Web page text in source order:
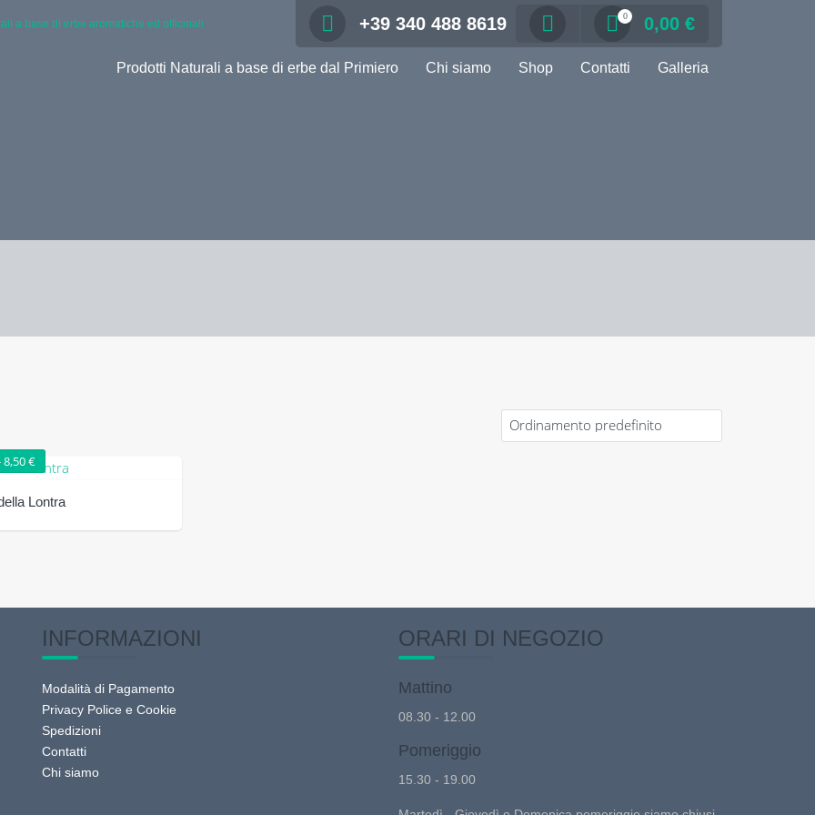
a base di erbe aromatiche ed officinali +39 340 488 8619 0 0,00 €
Prodotti Naturali a base di erbe dal Primiero Chi siamo Shop Contatti Galleria
Lontra
8,50€Fascia di prezzo: da 4,20 € a 8,50 €
INFORMAZIONI
Modalità di Pagamento
Privacy Police e Cookie
Spedizioni
Contatti
Chi siamo
ORARI DI NEGOZIO
Mattino
08.30 - 12.00
Pomeriggio
15.30 - 19.00